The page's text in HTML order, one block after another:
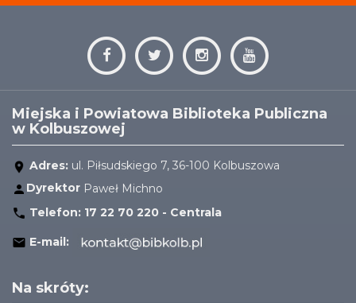
Miejska i Powiatowa Biblioteka Publiczna
w Kolbuszowej
Adres: ul. Piłsudskiego 7, 36-100 Kolbuszowa
Dyrektor Paweł Michno
Telefon: 17 22 70 220 - Centrala
E-mail:
Na skróty: